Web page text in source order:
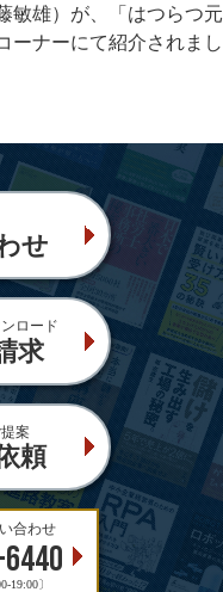
敏雄）が、「はつらつ元
ーナーにて紹介されまし
せ
ロード
求
案
頼
合わせ
19:00〕